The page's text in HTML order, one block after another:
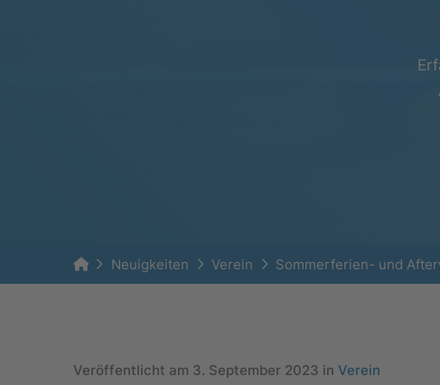
HomeNeuigkeiten Verein Sommerferien- und
Veröffentlicht am 3. September 2023 in Verein